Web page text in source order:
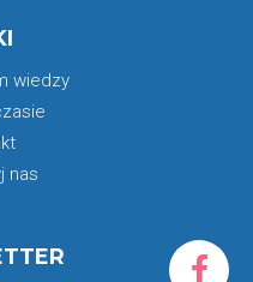
wiedzy
nas